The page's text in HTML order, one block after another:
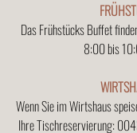
Das Frühstücks Buffet
8:00 bis
Wenn Sie im Wirtshaus
Ihre Tischreservierung: